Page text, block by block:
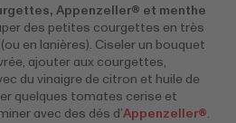
Appenzeller® et menthe
des petites courgettes en très
en lanières). Ciseler un bouquet
ajouter aux courgettes,
du vinaigre de citron et huile de
quelques tomates cerise et
avec des dés d’Appenzeller®.